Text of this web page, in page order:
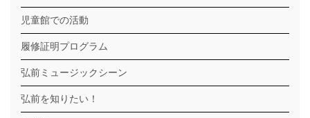
児童館での活動
履修証明プログラム
弘前ミュージックシーン
弘前を知りたい！